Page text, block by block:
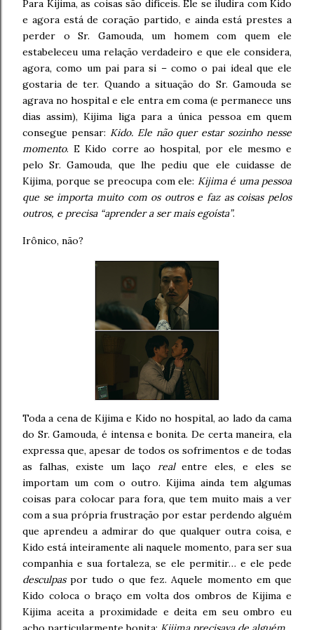
Para Kijima, as coisas são difíceis. Ele se iludira com Kido
e agora está de coração partido, e ainda está prestes a
perder o Sr. Gamouda, um homem com quem ele
estabeleceu uma relação verdadeiro e que ele considera,
agora, como um pai para si – como o pai ideal que ele
gostaria de ter. Quando a situação do Sr. Gamouda se
agrava no hospital e ele entra em coma (e permanece uns
dias assim), Kijima liga para a única pessoa em quem
consegue pensar: Kido. Ele não quer estar sozinho nesse
momento. E Kido corre ao hospital, por ele mesmo e
pelo Sr. Gamouda, que lhe pediu que ele cuidasse de
Kijima, porque se preocupa com ele: Kijima é uma pessoa
que se importa muito com os outros e faz as coisas pelos
outros, e precisa “aprender a ser mais egoísta”.
Irônico, não?
Toda a cena de Kijima e Kido no hospital, ao lado da cama
do Sr. Gamouda, é intensa e bonita. De certa maneira, ela
expressa que, apesar de todos os sofrimentos e de todas
as falhas, existe um laço realentre eles, e eles se
importam um com o outro. Kijima ainda tem algumas
coisas para colocar para fora, que tem muito mais a ver
com a sua própria frustração por estar perdendo alguém
que aprendeu a admirar do que qualquer outra coisa, e
Kido está inteiramente ali naquele momento, para ser sua
companhia e sua fortaleza, se ele permitir… e ele pede
desculpaspor tudo o que fez. Aquele momento em que
Kido coloca o braço em volta dos ombros de Kijima e
Kijima aceita a proximidade e deita em seu ombro eu